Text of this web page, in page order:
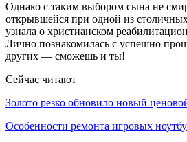
Однако с таким выбором сына не
открывшейся при одной из
узнала о христианском
Лично познакомилась с успешно
других — сможешь и ты!
Сейчас читают
Золото резко обновило новый
Особенности ремонта игровых